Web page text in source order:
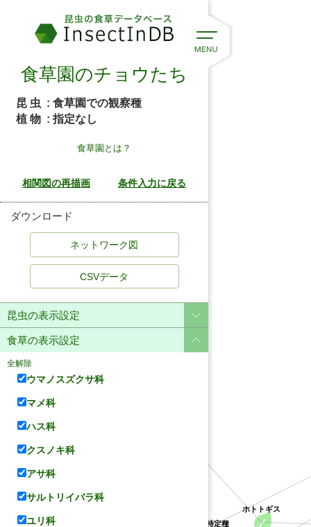
ホトトギス
アカネ科 クチナシ属の不特定種
食草園のチョウたち
昆 虫 : 食草園での観察種
植 物 : 指定なし
食草園とは？
ダウンロード
CSVデータ
昆虫の表示設定
食草の表示設定
全解除
ウマノスズクサ科
マメ科
ハス科
クスノキ科
アサ科
サルトリイバラ科
ユリ科